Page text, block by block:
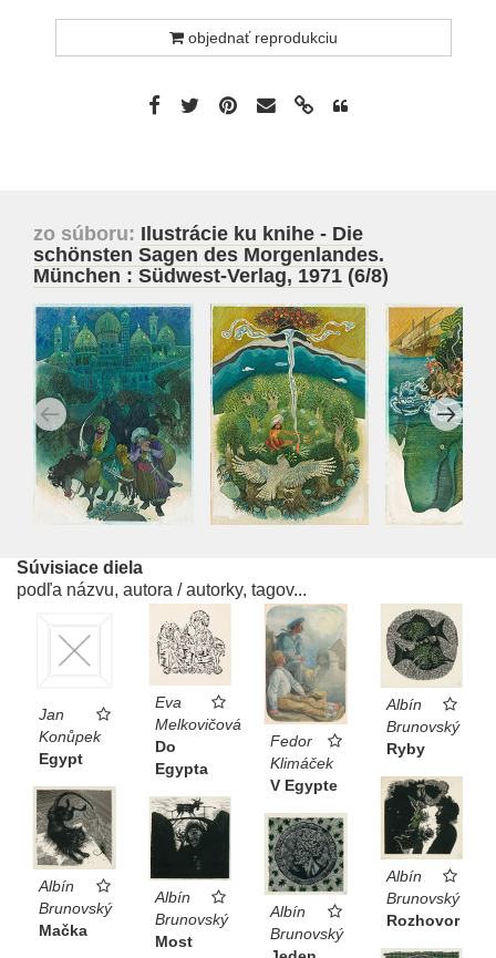
objednať reprodukciu
zo súboru: Ilustrácie ku knihe - Die
schönsten Sagen des Morgenlandes.
München : Südwest-Verlag, 1971 (6/8)
Súvisiace diela
podľa názvu, autora / autorky, tagov...
Jan
Konůpek
Egypt
Eva
Melkovičová
Do
Egypta
Fedor
Klimáček
V Egypte
Albín
Brunovský
Ryby
Albín
Brunovský
Rozhovor
Albín
Brunovský
Mačka
Albín
Brunovský
Most
Albín
Brunovský